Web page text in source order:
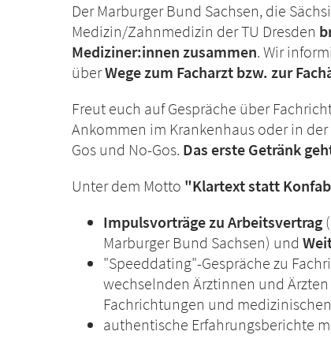
Der Marburger Bund Sachsen, die
Medizin/Zahnmedizin der TU Dresden
Mediziner:innen zusammen. Wir
überWege zum Facharzt bzw. zur
Freut euch auf Gespräche über
Ankommen im Krankenhaus oder in
Gos und No-Gos. Das erste Getränk
Unter dem Motto "Klartext statt
Impulsvorträge zu Arbeitsvertrag
Marburger Bund Sachsen) und
"Speeddating"-Gespräche zu
wechselnden Ärztinnen und
Fachrichtungen und
authentische Erfahrungsberichte